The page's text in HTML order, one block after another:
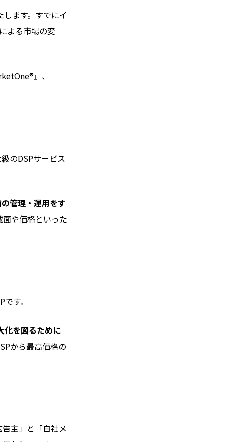
ます。すでにイ
よる市場の変
』、
のDSPサービス
管理・運用をす
や価格といった
す。
化を図るために
から最高価格の
主」と「自社メ